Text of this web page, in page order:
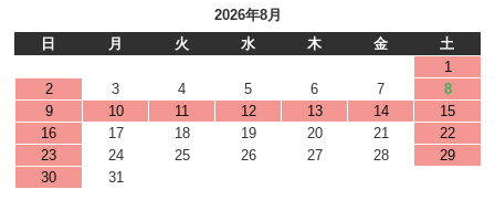
2026年8月
日
月 火 水 木 金
土
1
2
3 4 5 6 7
8
9
10 11 12 13 14
15
16
17 18 19 20 21
22
23
24 25 26 27 28
29
30
31